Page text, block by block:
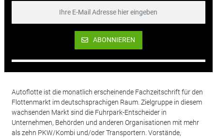
ABONNIEREN
Autoflotte ist die monatlich erscheinende Fachzeitschrift für den
Flottenmarkt im deutschsprachigen Raum. Zielgruppe in diesem
wachsenden Markt sind die Fuhrpark-Entscheider in
Unternehmen, Behörden und anderen Organisationen mit mehr
als zehn PKW/Kombi und/oder Transportern. Vorstände,